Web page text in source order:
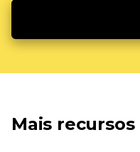
Mais recursos